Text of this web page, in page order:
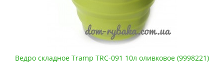
Ведро складное Tramp TRC-091 10л оливковое (9998221)